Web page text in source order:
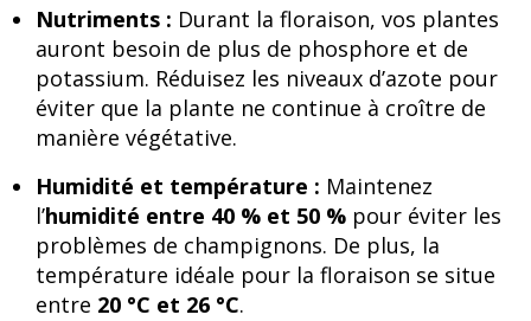
Nutriments : Durant la floraison, vos plantes
auront besoin de plus de phosphore et de
potassium. Réduisez les niveaux d’azote pour
éviter que la plante ne continue à croître de
manière végétative.
Humidité et température : Maintenez
l’humidité entre 40 % et 50 % pour éviter les
problèmes de champignons. De plus, la
température idéale pour la floraison se situe
entre 20 °C et 26 °C.